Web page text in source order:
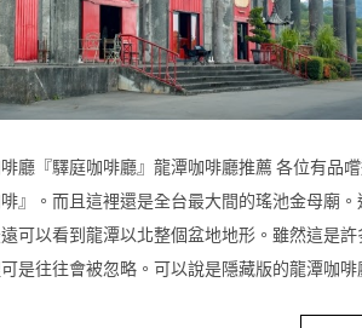
廳『驛庭咖啡廳』龍潭咖啡廳推薦 各位有品
』。而且這裡還是全台最大間的瑤池金母廟
可以看到龍潭以北整個盆地地形。雖然這是
是往往會被忽略。可以說是隱藏版的龍潭咖